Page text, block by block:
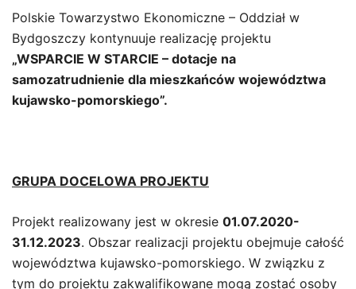
Polskie Towarzystwo Ekonomiczne – Oddział w
Bydgoszczy kontynuuje realizację projektu
„WSPARCIE W STARCIE – dotacje na
samozatrudnienie dla mieszkańców województwa
kujawsko-pomorskiego”.
GRUPA DOCELOWA PROJEKTU
Projekt realizowany jest w okresie 01.07.2020-
31.12.2023. Obszar realizacji projektu obejmuje całość
województwa kujawsko-pomorskiego. W związku z
tym do projektu zakwalifikowane mogą zostać osoby